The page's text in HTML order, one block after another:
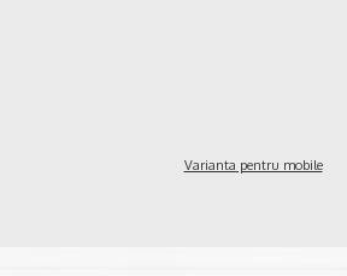
Varianta pentru mobile